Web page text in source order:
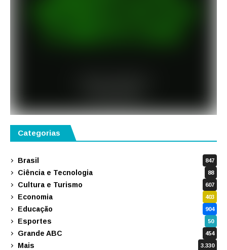
Categorias
Brasil 847
Ciência e Tecnologia 88
Cultura e Turismo 607
Economia 403
Educação 904
Esportes 50
Grande ABC 454
Mais 3.330